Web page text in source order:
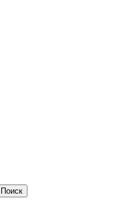
Поиск